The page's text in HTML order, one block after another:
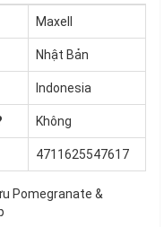
Maxell
Nhật Bản
Indonesia
Không
4711625547617
Pomegranate &